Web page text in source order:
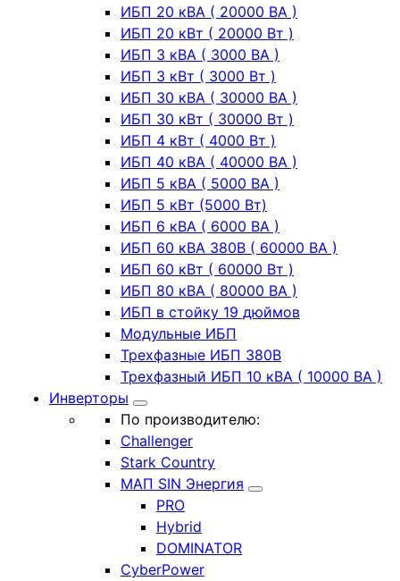
ИБП 20 кВА ( 20000 ВА )
ИБП 20 кВт ( 20000 Вт )
ИБП 3 кВА ( 3000 ВА )
ИБП 3 кВт ( 3000 Вт )
ИБП 30 кВА ( 30000 ВА )
ИБП 30 кВт ( 30000 Вт )
ИБП 4 кВт ( 4000 Вт )
ИБП 40 кВА ( 40000 ВА )
ИБП 5 кВА ( 5000 ВА )
ИБП 5 кВт (5000 Вт)
ИБП 6 кВА ( 6000 ВА )
ИБП 60 кВА 380В ( 60000 ВА )
ИБП 60 кВт ( 60000 Вт )
ИБП 80 кВА ( 80000 ВА )
ИБП в стойку 19 дюймов
Модульные ИБП
Трехфазные ИБП 380В
Трехфазный ИБП 10 кВА ( 10000 ВА )
Инверторы
По производителю:
Challenger
Stark Country
МАП SIN Энергия
PRO
Hybrid
DOMINATOR
CyberPower